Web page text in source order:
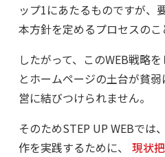
ップ1にあたるものですが、
本方針を定めるプロセスのこ
したがって、このWEB戦略
とホームページの土台が貧
営に結びつけられません。
そのためSTEP UP WEBでは
作を実践するために、
現状